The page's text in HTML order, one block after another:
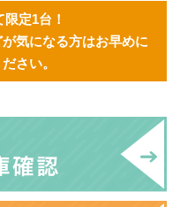
定1台！
気になる方はお早めに
さい。